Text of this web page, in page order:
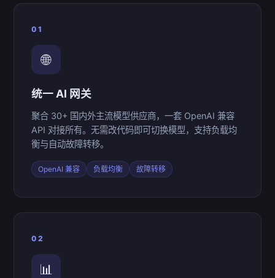
01
🌐
统一 AI 网关
聚合 30+ 国内外主流模型供应商，一套 OpenAI 兼容
API 对接所有。无需改代码即可切换模型，支持负载均
衡与自动故障转移。
OpenAI 兼容 负载均衡 故障转移
02
📊